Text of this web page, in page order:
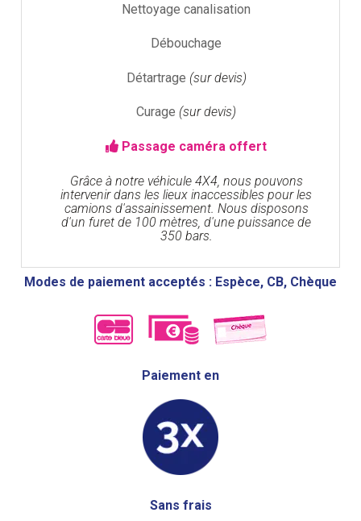
Nettoyage canalisation
Débouchage
Détartrage (sur devis)
Curage (sur devis)
Passage caméra offert
Grâce à notre véhicule 4X4, nous pouvons
intervenir dans les lieux inaccessibles pour les
camions d'assainissement. Nous disposons
d'un furet de 100 mètres, d'une puissance de
350 bars.
Modes de paiement acceptés : Espèce, CB, Chèque
Paiement en
Sans frais